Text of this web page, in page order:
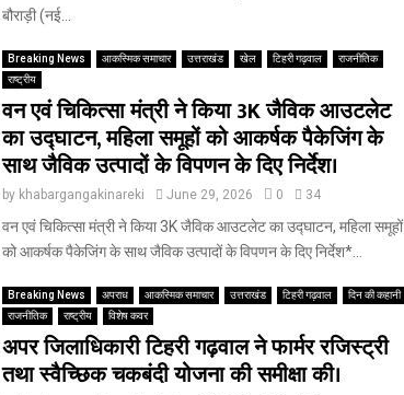
बौराड़ी (नई...
Breaking News आकस्मिक समाचार उत्तराखंड खेल टिहरी गढ़वाल
राजनीतिक
राष्ट्रीय
वन एवं चिकित्सा मंत्री ने किया 3K जैविक आउटलेट
का उद्घाटन, महिला समूहों को आकर्षक पैकेजिंग के
साथ जैविक उत्पादों के विपणन के दिए निर्देश।
by khabargangakinareki June 29, 2026 0 34
वन एवं चिकित्सा मंत्री ने किया 3K जैविक आउटलेट का उद्घाटन, महिला समूहों
को आकर्षक पैकेजिंग के साथ जैविक उत्पादों के विपणन के दिए निर्देश*...
Breaking News अपराध आकस्मिक समाचार उत्तराखंड टिहरी गढ़वाल
दिन की कहानी
राजनीतिक
राष्ट्रीय विशेष कवर
अपर जिलाधिकारी टिहरी गढ़वाल ने फार्मर रजिस्ट्री
तथा स्वैच्छिक चकबंदी योजना की समीक्षा की।